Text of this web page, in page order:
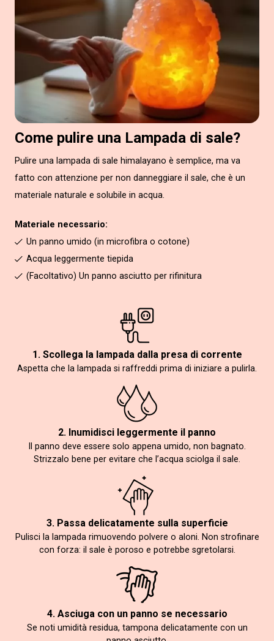
Come pulire una Lampada di sale?
Pulire una lampada di sale himalayano è semplice, ma va
fatto con attenzione per non danneggiare il sale, che è un
materiale naturale e solubile in acqua.
Materiale necessario:
Un panno umido (in microfibra o cotone)
Acqua leggermente tiepida
(Facoltativo) Un panno asciutto per rifinitura
1. Scollega la lampada dalla presa di corrente
Aspetta che la lampada si raffreddi prima di iniziare a pulirla.
2. Inumidisci leggermente il panno
Il panno deve essere solo appena umido, non bagnato.
Strizzalo bene per evitare che l’acqua sciolga il sale.
3. Passa delicatamente sulla superficie
Pulisci la lampada rimuovendo polvere o aloni. Non strofinare
con forza: il sale è poroso e potrebbe sgretolarsi.
4. Asciuga con un panno se necessario
Se noti umidità residua, tampona delicatamente con un